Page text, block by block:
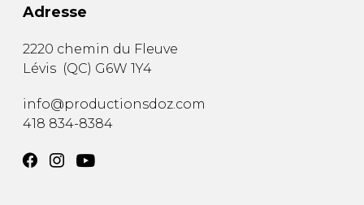
Adresse
2220 chemin du Fleuve
Lévis (QC) G6W 1Y4
info@productionsdoz.com
418 834-8384